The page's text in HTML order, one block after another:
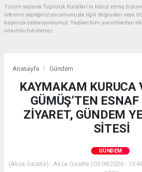
Yorum yazarak Topluluk Kuralları’nı kabul etmiş
sitesine yaptığınız yorumunuzla ilgili doğrudan veya
başınıza üstleniyorsunuz. Yazılan tüm yorumlardan
sorumlu tutulamaz.
Anasayfa Gündem
KAYMAKAM KURUCA
GÜMÜŞ’TEN
ZİYARET, GÜNDEM
SİTESİ
GÜNDEM
(Akca Gazete) - Akca Gazete | 05.08.2026 -